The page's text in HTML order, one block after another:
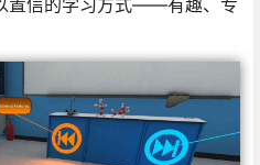
置信的学习方式——有趣、专